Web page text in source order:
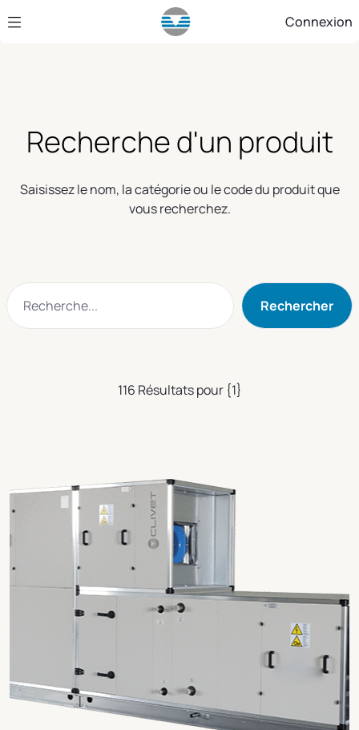
Saut au contenu principal Connexion
Recherche d'un produit
Saisissez le nom, la catégorie ou le code du produit que
vous recherchez.
116 Résultats pour {1}